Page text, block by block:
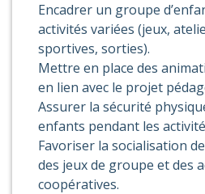
Encadrer un groupe
activités variées (jeux,
sportives, sorties).
Mettre en place des
en lien avec le projet
Assurer la sécurité
enfants pendant les
Favoriser la socialisation
des jeux de groupe et des
coopératives.